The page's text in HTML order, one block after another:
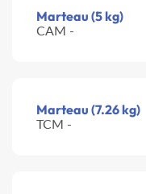
Marteau (5 kg)
CAM -
Marteau (7.26 kg)
TCM -